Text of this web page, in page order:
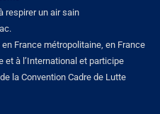
respirer un air sain
France métropolitaine, en France
et à l’International et participe
la Convention Cadre de Lutte